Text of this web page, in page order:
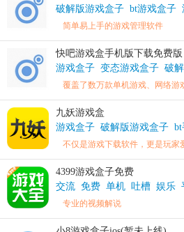
破解版游戏盒子 bt游戏盒子
简单易上手的游戏管理软件
快吧游戏盒手机版下载免费版
游戏盒子 变态游戏盒子 破
九妖游戏盒
游戏盒子 破解版游戏盒子 bt
4399游戏盒子免费
交流 免费 单机 吐槽 娱乐
专业的视频解说